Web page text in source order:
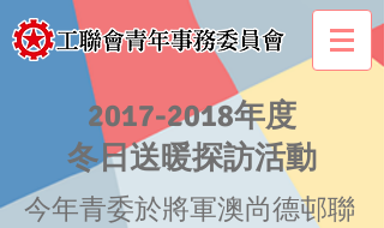
2017-2018年度
冬日送暖探訪活動
今年青委於將軍澳尚德邨聯